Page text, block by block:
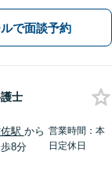
ルで面談予約
士
駅 から
8分
営業時間：本
日定休日